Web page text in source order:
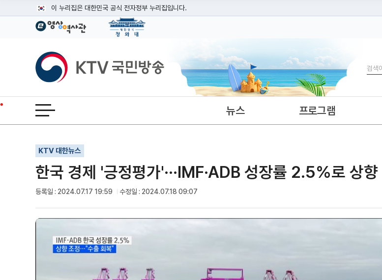
이 누리집은 대한민국 공식 전자정부 누리집입니다.
공식 누리집 주소 확인하기
이밖에 or.kr 또는 .kr등 다른 도메인 주소를 사용하고 있다면 아래 URL에서 도메인 주소를 확인해 보세요
운영중인 공식 누리집보기
KTV국민방송
검
전체메뉴 열기 뉴스 프로그램
KTV 대한뉴스
한국 경제 '긍정평가'···IMF·ADB 성장률 2.5%로 상향
등록일 : 2024.07.17 19:59 수정일 : 2024.07.18 09:07
기사인쇄
글자확대
글자축소